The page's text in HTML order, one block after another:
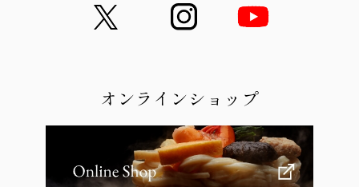
オンラインショップ